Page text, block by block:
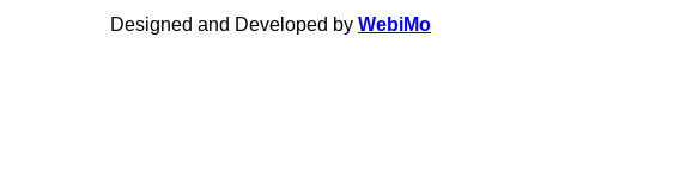
Designed and Developed by WebiMo